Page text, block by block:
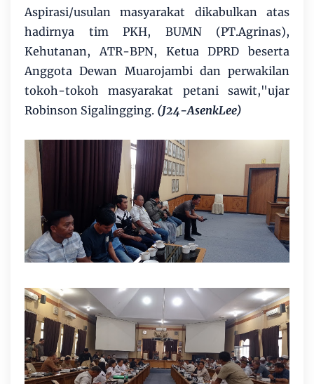
Aspirasi/usulan masyarakat dikabulkan atas
hadirnya tim PKH, BUMN (PT.Agrinas),
Kehutanan, ATR-BPN, Ketua DPRD beserta
Anggota Dewan Muarojambi dan perwakilan
tokoh-tokoh masyarakat petani sawit,"ujar
Robinson Sigalingging. (J24-AsenkLee)